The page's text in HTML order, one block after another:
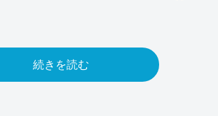
続きを読む